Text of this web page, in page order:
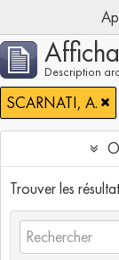
Description
SCARNATI, A.
Trouver les